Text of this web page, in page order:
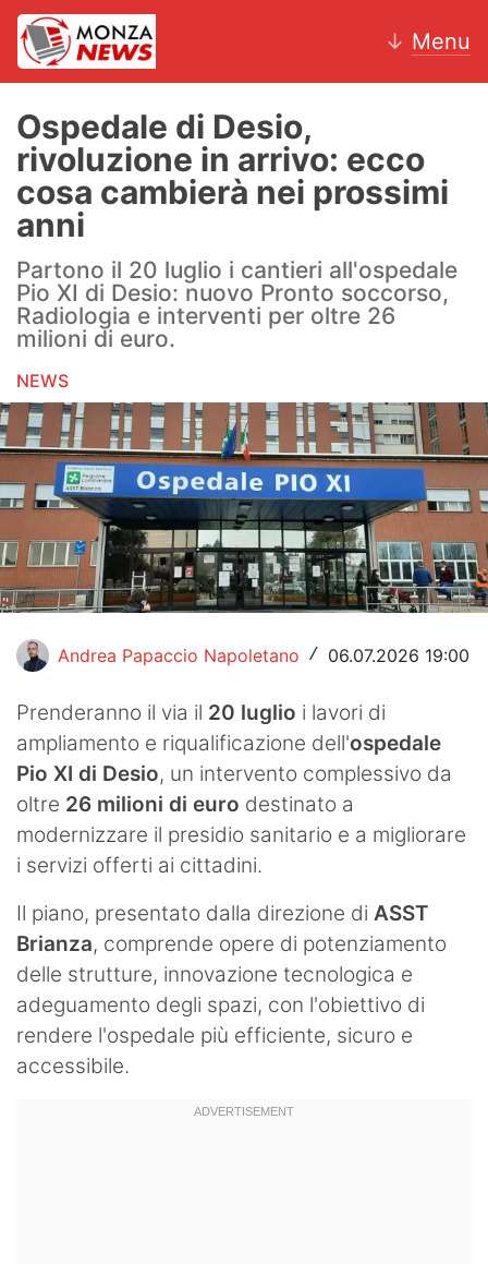
↓ Menu
News
AC Monza
Calcio
Motori
Volley
Hockey
Altri sport
Hockey
Pallanuoto
Pallamano
Altre
News
Turismo
Eventi
Ospedale di Desio,
rivoluzione in arrivo: ecco
cosa cambierà nei prossimi
anni
Partono il 20 luglio i cantieri all'ospedale
Pio XI di Desio: nuovo Pronto soccorso,
Radiologia e interventi per oltre 26
milioni di euro.
NEWS
Andrea Papaccio Napoletano / 06.07.2026 19:00
Prenderanno il via il 20 luglio i lavori di
ampliamento e riqualificazione dell'ospedale
Pio XI di Desio, un intervento complessivo da
oltre 26 milioni di euro destinato a
modernizzare il presidio sanitario e a migliorare
i servizi offerti ai cittadini.
Il piano, presentato dalla direzione di ASST
Brianza, comprende opere di potenziamento
delle strutture, innovazione tecnologica e
adeguamento degli spazi, con l'obiettivo di
rendere l'ospedale più efficiente, sicuro e
accessibile.